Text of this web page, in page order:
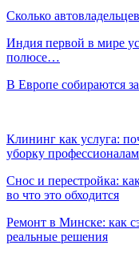
Сколько
Индия первой в мире
полюсе…
В Европе собираются
Клининг как услуга:
уборку профессионалам
Снос и перестройка:
во что это обходится
Ремонт в Минске: как
реальные решения